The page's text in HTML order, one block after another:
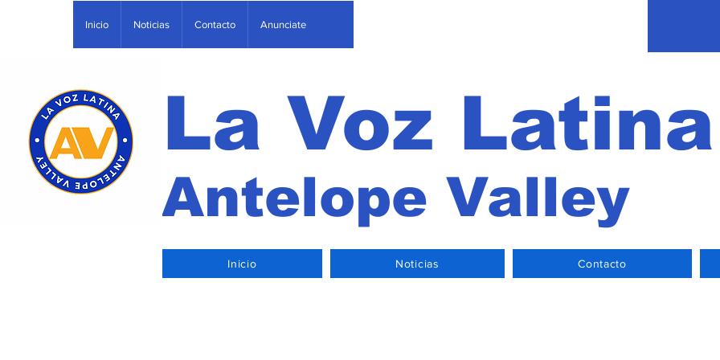
Inicio Noticias Contacto Anunciate
La Voz Latina
Antelope Valley
Inicio Noticias Contacto